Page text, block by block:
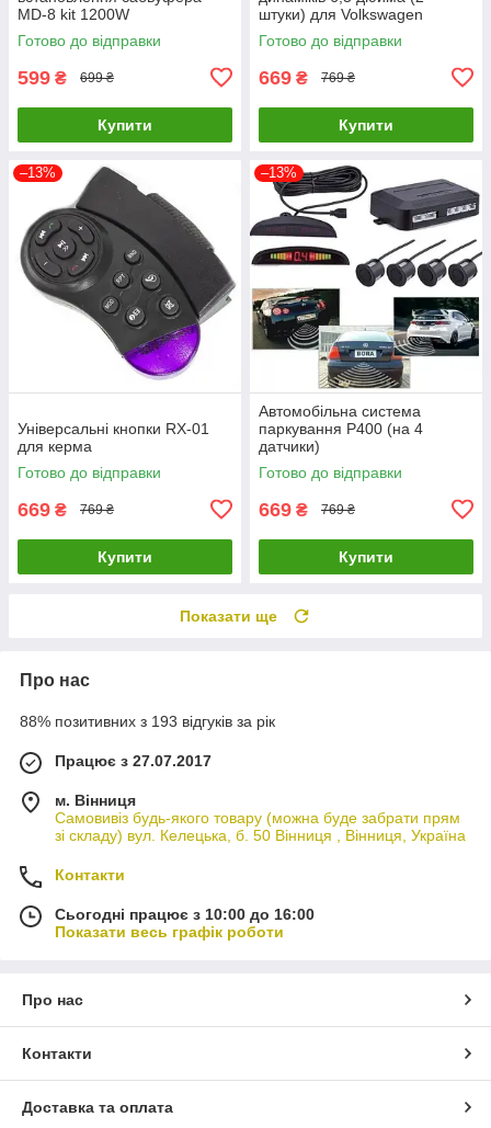
MD-8 kit 1200W
Готово до відправки
599 ₴ 699 ₴
Купити
штуки) для Volkswagen
Готово до відправки
669 ₴ 769 ₴
Купити
–13%
Універсальні кнопки RX-01
для керма
Готово до відправки
669 ₴ 769 ₴
Купити
–13%
Автомобільна система
паркування P400 (на 4
датчики)
Готово до відправки
669 ₴ 769 ₴
Купити
Показати ще
Про нас
88% позитивних з 193 відгуків за рік
Працює з 27.07.2017
м. Вінниця
Самовивіз будь-якого товару (можна буде забрати прям
зі складу) вул. Келецька, б. 50 Вінниця , Вінниця, Україна
Контакти
Сьогодні працює з 10:00 до 16:00
Показати весь графік роботи
Про нас
Контакти
Доставка та оплата